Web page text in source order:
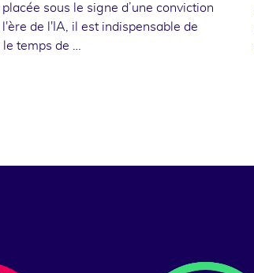
placée sous le signe d’une conviction
de l'IA, il est indispensable de
temps de …